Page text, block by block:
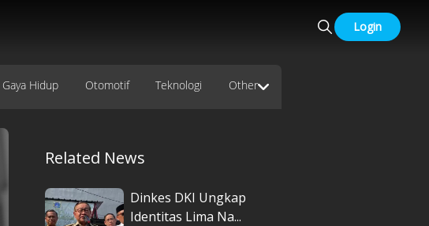
Login
Gaya Hidup Otomotif Teknologi Other
Related News
Dinkes DKI Ungkap
Identitas Lima Na...